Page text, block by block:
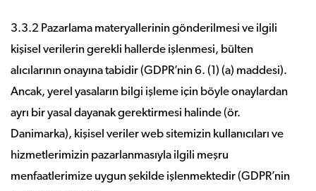
3.3.2 Pazarlama materyallerinin gönderilmesi ve ilgili
kişisel verilerin gerekli hallerde işlenmesi, bülten
alıcılarının onayına tabidir (GDPR’nin 6. (1) (a) maddesi).
Ancak, yerel yasaların bilgi işleme için böyle onaylardan
ayrı bir yasal dayanak gerektirmesi halinde (ör.
Danimarka), kişisel veriler web sitemizin kullanıcıları ve
hizmetlerimizin pazarlanmasıyla ilgili meşru
menfaatlerimize uygun şekilde işlenmektedir (GDPR’nin